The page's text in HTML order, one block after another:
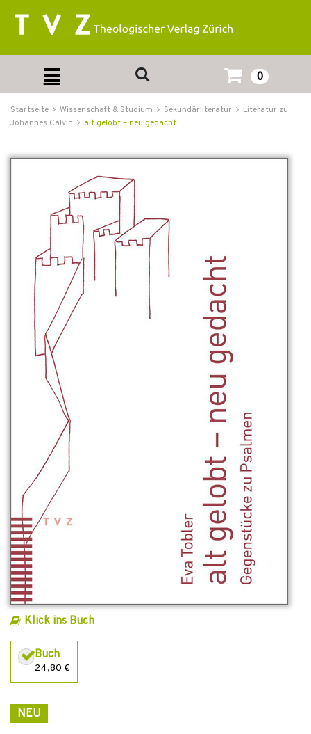
0
Startseite Wissenschaft & Studium Sekundärliteratur
Literatur zu
Johannes Calvin
alt gelobt – neu gedacht
Klick ins Buch
Buch
24,80 €
NEU